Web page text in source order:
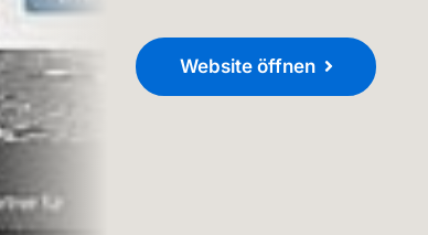
Website öffnen